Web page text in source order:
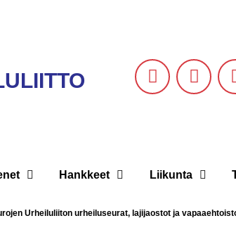
Hankkeet Liikunta
Urheiluliiton urheiluseurat, lajijaostot ja